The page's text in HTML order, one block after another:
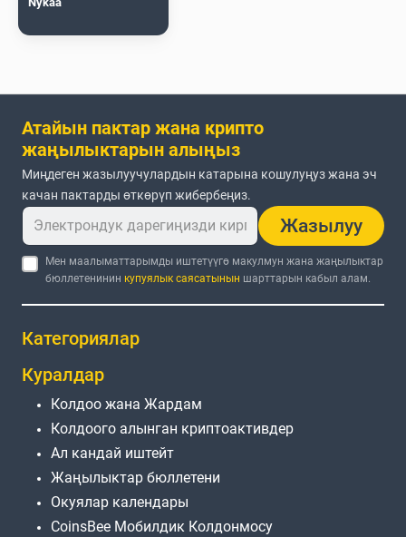
Атайын пактар жана крипто
жаңылыктарын алыңыз
Миңдеген жазылуучулардын катарына кошулуңуз жана эч
качан пактарды өткөрүп жибербеңиз.
Жазылуу
Мен маалыматтарымды иштетүүгө макулмун жана жаңылыктар
бюллетенинин купуялык саясатынын шарттарын кабыл алам.
Категориялар
Куралдар
Колдоо жана Жардам
Колдоого алынган криптоактивдер
Ал кандай иштейт
Жаңылыктар бюллетени
Окуялар календары
CoinsBee Мобилдик Колдонмосу